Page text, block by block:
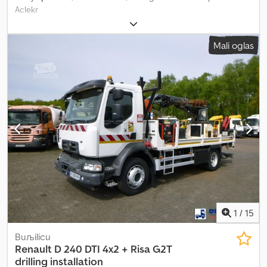
saznajte zašto nas kupci širom sveta preferiraju. Kvalitet, brzina i
pouzdanost – kupujte kod BIG-a! = Dodatne informacije = Pogon:
guseničar Serijski broj: 1VRB100Z2G1002082
Aclekr
Mali oglas
1 / 15
Buљilicu
Renault D 240 DTI 4x2 + Risa G2T
drilling installation